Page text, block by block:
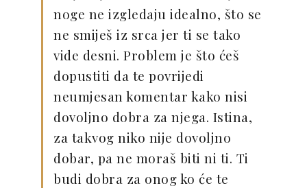
noge ne izgledaju idealno, što se
ne smiješ iz srca jer ti se tako
vide desni. Problem je što ćeš
dopustiti da te povrijedi
neumjesan komentar kako nisi
dovoljno dobra za njega. Istina,
za takvog niko nije dovoljno
dobar, pa ne moraš biti ni ti. Ti
budi dobra za onog ko će te